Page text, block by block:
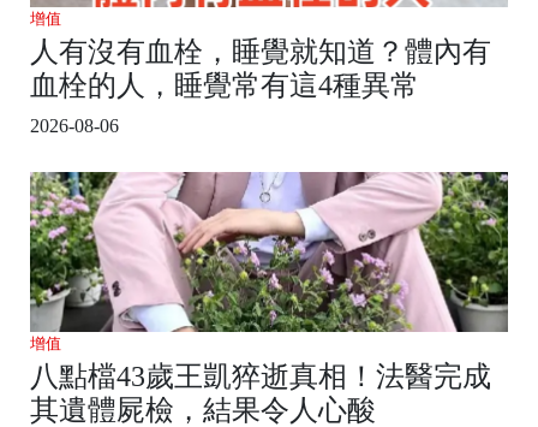
增值
人有沒有血栓，睡覺就知道？體內有
血栓的人，睡覺常有這4種異常
2026-08-06
增值
八點檔43歲王凱猝逝真相！法醫完成
其遺體屍檢，結果令人心酸